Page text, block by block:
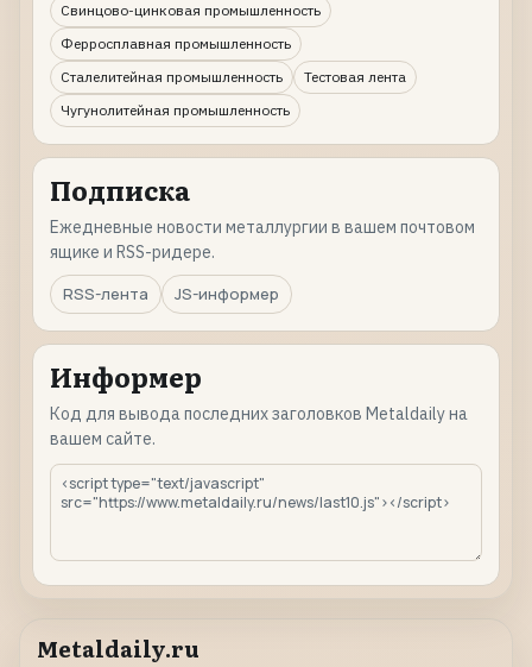
Свинцово-цинковая промышленность
Ферросплавная промышленность
Сталелитейная промышленность
Тестовая лента
Чугунолитейная промышленность
Подписка
Ежедневные новости металлургии в вашем почтовом
ящике и RSS-ридере.
RSS-лента
JS-информер
Информер
Код для вывода последних заголовков Metaldaily на
вашем сайте.
Metaldaily.ru